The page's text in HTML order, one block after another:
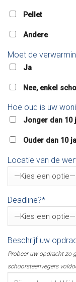
Pellet
Andere
Moet de
Ja
Nee, enkel
Hoe oud is uw
Jonger dan 10
Ouder dan 10
Locatie van de
Deadline?*
Beschrijf uw
Probeer uw opdracht zo
schoorsteenvegers